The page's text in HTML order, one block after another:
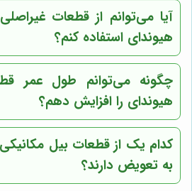
آیا می‌توانم از قطعات
هیوندای استفاده کنم؟
چگونه می‌توانم طول عمر
هیوندای را افزایش دهم؟
کدام یک از قطعات بیل مکانیکی
به تعویض دارند؟